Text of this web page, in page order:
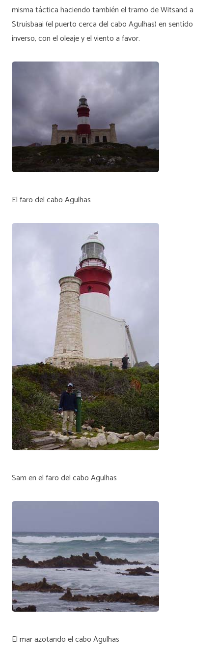
misma táctica haciendo también el tramo de Witsand a
Struisbaai (el puerto cerca del cabo Agulhas) en sentido
inverso, con el oleaje y el viento a favor.
El faro del cabo Agulhas
Sam en el faro del cabo Agulhas
El mar azotando el cabo Agulhas